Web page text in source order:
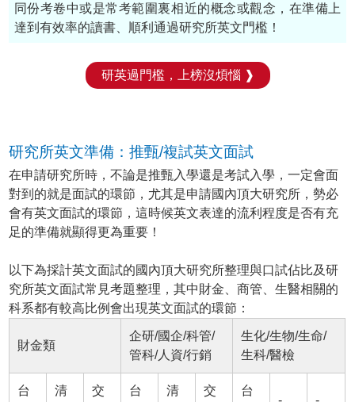
同份考卷中或是常考範圍裏相近的概念或觀念，在準備上
達到有效率的讀書、順利通過研究所英文門檻！
研英過門檻，上榜沒煩惱 ❱
研究所英文準備：推甄/複試英文面試
在申請研究所時，不論是推甄入學還是考試入學，一定會面
對到的就是面試的環節，尤其是申請國內頂大研究所，勢必
會有英文面試的環節，這時候英文表達的流利程度是否有充
足的準備就顯得更為重要！
以下為採計英文面試的國內頂大研究所整理與口試佔比及研
究所英文面試常見考題整理，其中財金、商管、生醫相關的
科系都有較高比例會出現英文面試的環節：
財金類
企研/國企/科管/
管科/人資/行銷
生化/生物/生命/
生科/醫檢
台 清 交 台 清 交 台